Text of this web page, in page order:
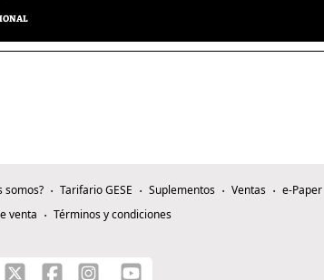
somos? Tarifario GESE Suplementos Ventas
e-Paper
venta
Términos y condiciones